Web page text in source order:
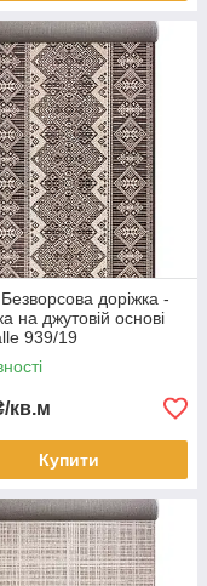
доріжка -
на джутовій основі
939/19
кв.м
Купити